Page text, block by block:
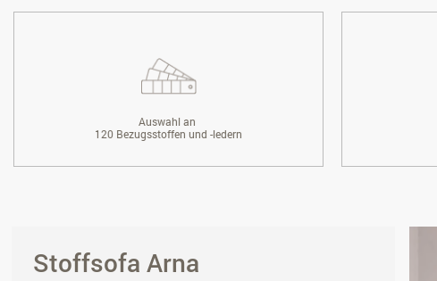
Auswahl an
120 Bezugsstoffen und -ledern
Stoffsofa Arna